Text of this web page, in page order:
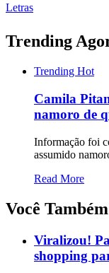
Letras
Trending
Trending Hot
Camila
namoro de
Informação foi
assumido
Read More
Você
Viralizou!
shopping